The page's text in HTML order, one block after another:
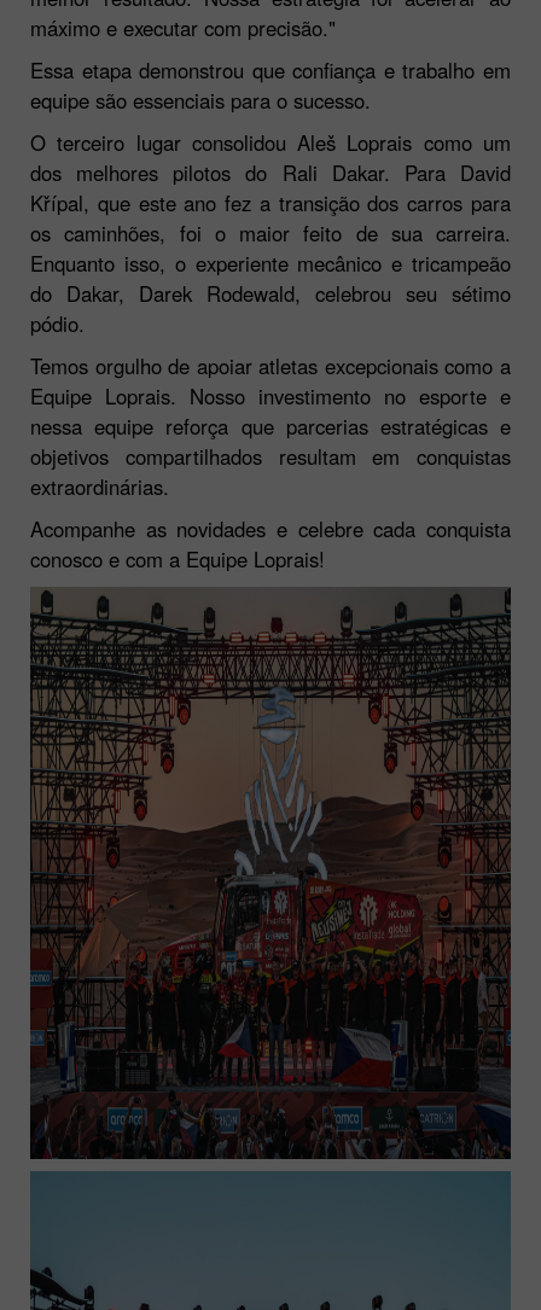
máximo e executar com precisão."
Essa etapa demonstrou que confiança e trabalho em
equipe são essenciais para o sucesso.
O terceiro lugar consolidou Aleš Loprais como um
dos melhores pilotos do Rali Dakar. Para David
Křípal, que este ano fez a transição dos carros para
os caminhões, foi o maior feito de sua carreira.
Enquanto isso, o experiente mecânico e tricampeão
do Dakar, Darek Rodewald, celebrou seu sétimo
pódio.
Temos orgulho de apoiar atletas excepcionais como a
Equipe Loprais. Nosso investimento no esporte e
nessa equipe reforça que parcerias estratégicas e
objetivos compartilhados resultam em conquistas
extraordinárias.
Acompanhe as novidades e celebre cada conquista
conosco e com a Equipe Loprais!